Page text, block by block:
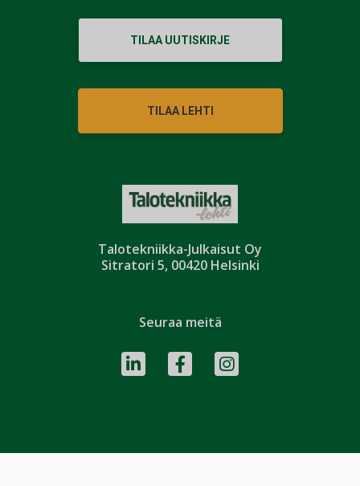
Talotekniikka-Julkaisut Oy
Sitratori 5, 00420 Helsinki
TILAA UUTISKIRJE
TILAA LEHTI
Seuraa meitä